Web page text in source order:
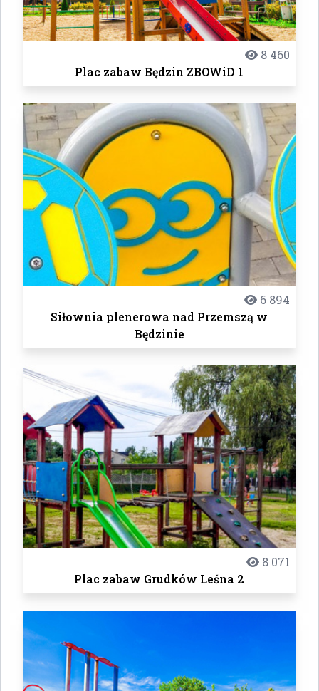
8 460
Plac zabaw Będzin ZBOWiD 1
6 894
Siłownia plenerowa nad Przemszą w
Będzinie
8 071
Plac zabaw Grudków Leśna 2